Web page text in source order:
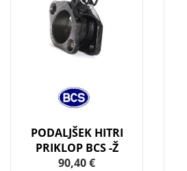
PODALJŠEK HITRI
PRIKLOP BCS -Ž
90,40 €